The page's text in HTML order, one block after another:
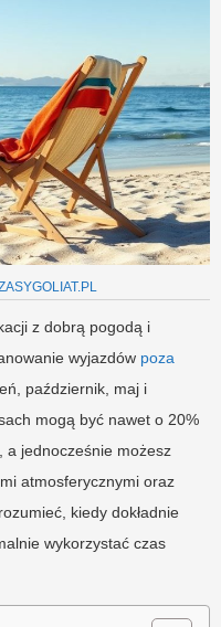
z dobrą pogodą i
wyjazdów poza
październik, maj i
mogą być nawet o 20%
a jednocześnie możesz
atmosferycznymi oraz
kiedy dokładnie
wykorzystać czas